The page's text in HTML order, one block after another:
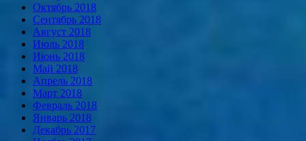
Октябрь 2018
Сентябрь 2018
Август 2018
Июль 2018
Июнь 2018
Май 2018
Апрель 2018
Март 2018
Февраль 2018
Январь 2018
Декабрь 2017